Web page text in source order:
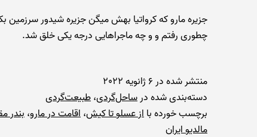
جزیره مارو که کرواتیا بهش میگن جزیره شیدور سرزمین
چطوری رفتم و و چه ماجراهایی درجه یکی خلق شد.
منتشر شده در 6 ژانویه 2022
دسته‌بندی شده در ساحل‌گردی، طبیعت‌گردی
برچسب خورده با از عسلو تا کیش، اقامت در مارو، بندر
مالدیو ایران